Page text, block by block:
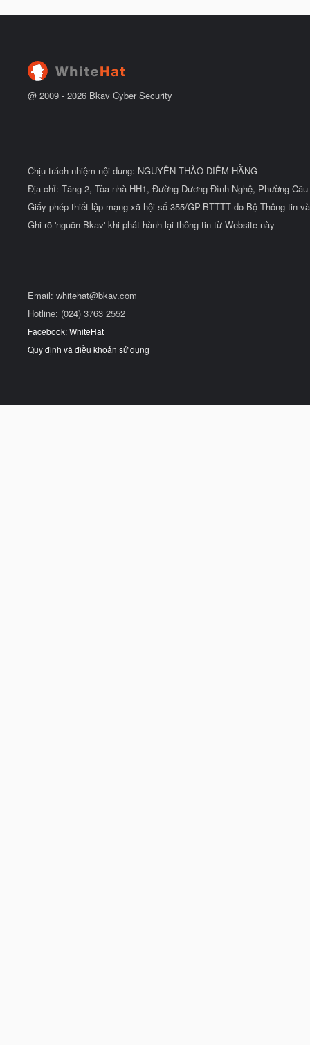
y
ầ
@ 2009 - 2026 Bkav Cyber Security
Chịu trách nhiệm nội dung: NGUYỄN THẢO DIỄM HẰNG
Địa chỉ: Tầng 2, Tòa nhà HH1, Đường Dương Đình Nghệ, Phường
Giấy phép thiết lập mạng xã hội số 355/GP-BTTTT do Bộ Thông tin
Ghi rõ 'nguồn Bkav' khi phát hành lại thông tin từ Website này
Email: whitehat@bkav.com
Hotline: (024) 3763 2552
Facebook: WhiteHat
Quy định và điều khoản sử dụng